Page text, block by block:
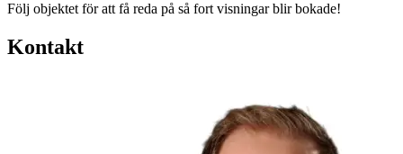
Följ objektet för att få reda på så fort visningar blir bokade!
Kontakt